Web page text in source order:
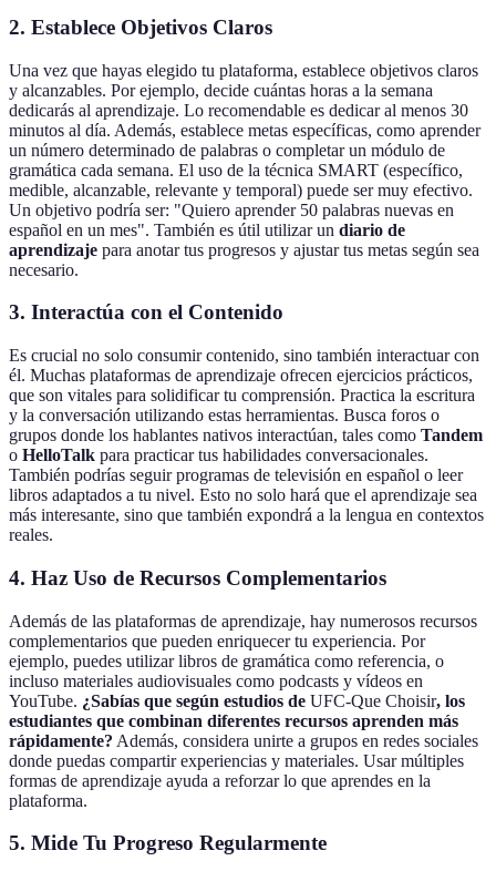
2. Establece Objetivos Claros
Una vez que hayas elegido tu plataforma, establece objetivos claros
y alcanzables. Por ejemplo, decide cuántas horas a la semana
dedicarás al aprendizaje. Lo recomendable es dedicar al menos 30
minutos al día. Además, establece metas específicas, como aprender
un número determinado de palabras o completar un módulo de
gramática cada semana. El uso de la técnica SMART (específico,
medible, alcanzable, relevante y temporal) puede ser muy efectivo.
Un objetivo podría ser: "Quiero aprender 50 palabras nuevas en
español en un mes". También es útil utilizar un diario de
aprendizaje para anotar tus progresos y ajustar tus metas según sea
necesario.
3. Interactúa con el Contenido
Es crucial no solo consumir contenido, sino también interactuar con
él. Muchas plataformas de aprendizaje ofrecen ejercicios prácticos,
que son vitales para solidificar tu comprensión. Practica la escritura
y la conversación utilizando estas herramientas. Busca foros o
grupos donde los hablantes nativos interactúan, tales como Tandem
o HelloTalk para practicar tus habilidades conversacionales.
También podrías seguir programas de televisión en español o leer
libros adaptados a tu nivel. Esto no solo hará que el aprendizaje sea
más interesante, sino que también expondrá a la lengua en contextos
reales.
4. Haz Uso de Recursos Complementarios
Además de las plataformas de aprendizaje, hay numerosos recursos
complementarios que pueden enriquecer tu experiencia. Por
ejemplo, puedes utilizar libros de gramática como referencia, o
incluso materiales audiovisuales como podcasts y vídeos en
YouTube. ¿Sabías que según estudios de UFC-Que Choisir, los
estudiantes que combinan diferentes recursos aprenden más
rápidamente? Además, considera unirte a grupos en redes sociales
donde puedas compartir experiencias y materiales. Usar múltiples
formas de aprendizaje ayuda a reforzar lo que aprendes en la
plataforma.
5. Mide Tu Progreso Regularmente